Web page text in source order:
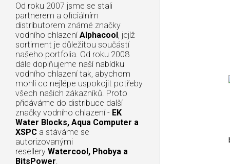
Od roku 2007 jsme se stali
partnerem a oficiálním
distributorem známé značky
vodního chlazení Alphacool, jejíž
sortiment je důležitou součástí
našeho portfolia. Od roku 2008
dále doplňujeme naší nabídku
vodního chlazení tak, abychom
mohli co nejlépe uspokojit potřeby
všech našich zákazníků. Proto
přidáváme do distribuce další
značky vodního chlazení - EK
Water Blocks, Aqua Computer a
XSPC a stáváme se
autorizovanými
resellery Watercool, Phobya a
BitsPower.